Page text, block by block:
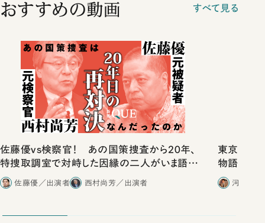
おすすめの動画 すべて見る
佐藤優vs検察官！ あの国策捜査から20年、
特捜取調室で対峙した因縁の二人がいま語り
合ったこと
佐藤優／出演者 西村尚芳／出演者
東京は都
物語」に
河野有